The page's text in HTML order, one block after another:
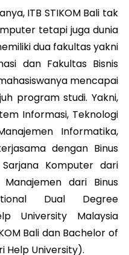
ITB STIKOM Bali tak
tetapi juga dunia
dua fakultas yakni
dan Fakultas Bisnis
mencapai
program studi. Yakni,
Informasi, Teknologi
Informatika,
dengan Binus
Komputer dari
dari Binus
Dual Degree
University Malaysia
Bali dan Bachelor of
Help University).